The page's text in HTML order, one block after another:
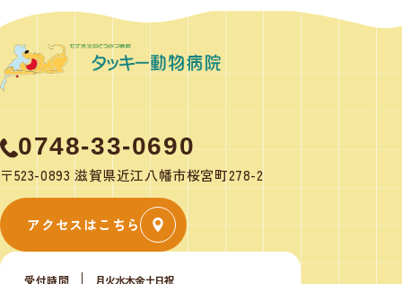
0748-33-0690
〒523-0893 滋賀県近江八幡市桜宮町278-2
アクセスはこちら
受付時間 月火水木金土日祝